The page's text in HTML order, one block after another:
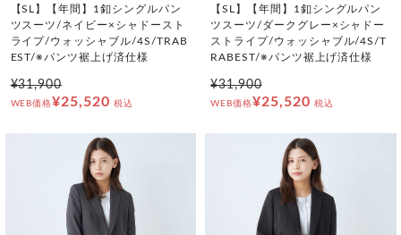
【SL】【年間】1釦シングルパン
ツスーツ/ネイビー×シャドースト
ライプ/ウォッシャブル/4S/TRAB
EST/※パンツ裾上げ済仕様
¥31,900
WEB価格¥25,520 税込
【SL】【年間】1釦シングルパン
ツスーツ/ダークグレー×シャドー
ストライプ/ウォッシャブル/4S/T
RABEST/※パンツ裾上げ済仕様
¥31,900
WEB価格¥25,520 税込